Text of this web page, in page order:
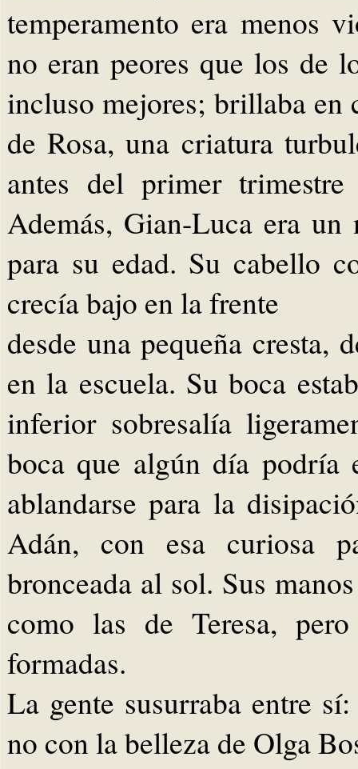
temperamento era menos
no eran peores que los de
incluso mejores; brillaba en
de Rosa, una criatura
antes del primer
Además, Gian-Luca era
para su edad. Su cabello
crecía bajo en la frente
desde una pequeña cresta,
en la escuela. Su boca
inferior sobresalía
boca que algún día podría
ablandarse para la
Adán, con esa curiosa
bronceada al sol. Sus
como las de Teresa,
formadas.
La gente susurraba entre
no con la belleza de Olga